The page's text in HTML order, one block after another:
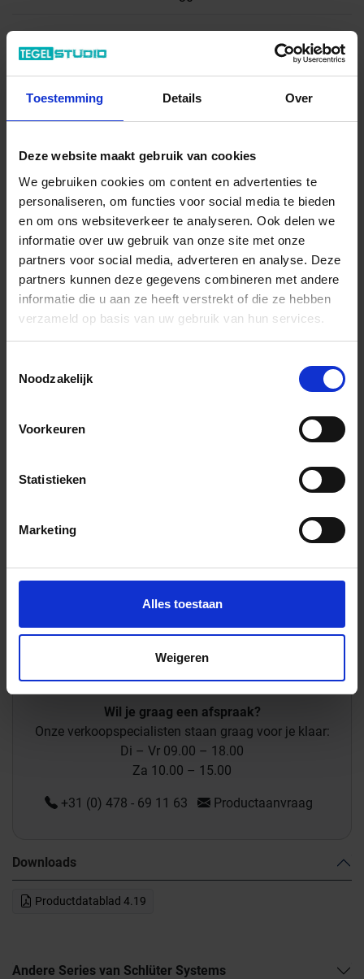
Toestemming Details Over
Deze website maakt gebruik van cookies
We gebruiken cookies om content en advertenties te
personaliseren, om functies voor social media te bieden
en om ons websiteverkeer te analyseren. Ook delen we
informatie over uw gebruik van onze site met onze
partners voor social media, adverteren en analyse. Deze
partners kunnen deze gegevens combineren met andere
informatie die u aan ze heeft verstrekt of die ze hebben
verzameld op basis van uw gebruik van hun services.
Noodzakelijk
Voorkeuren
Statistieken
Marketing
Alles toestaan
Weigeren
Productinformatie
Schlüter Systems
Gegevensblad downloaden - PDF
Levertijd 7-9 werkdagen, verzendtijd 5-7 werkdagen
Verwachte beschikbaarheid: 20.08.2026
Verzending via expeditie
25.65 € /Stuk
23,32 €/Stuk
23,32 € / Stück
Totale prijs / geleverde hoeveelheid
Wil je graag een afspraak?
Onze verkoopspecialisten staan graag voor je klaar:
Di – Vr 09.00 – 18.00
Za 10.00 – 15.00
+31 (0) 478 - 69 11 63 Productaanvraag
Downloads
Productdatablad 4.19
Andere Series van Schlüter Systems